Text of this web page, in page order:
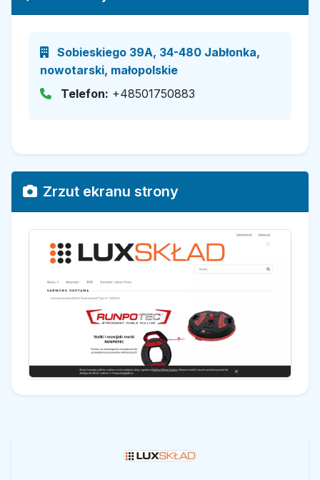
Sobieskiego 39A, 34-480 Jabłonka,
nowotarski, małopolskie
Telefon: +48501750883
Zrzut ekranu strony